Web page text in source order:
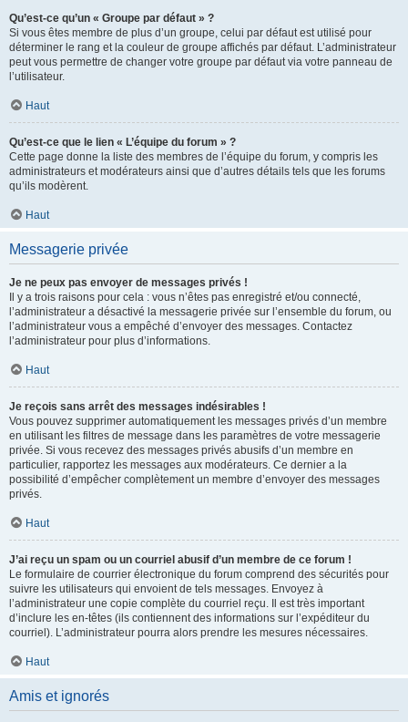
Qu’est-ce qu’un « Groupe par défaut » ?
Si vous êtes membre de plus d’un groupe, celui par défaut est utilisé pour
déterminer le rang et la couleur de groupe affichés par défaut. L’administrateur
peut vous permettre de changer votre groupe par défaut via votre panneau de
l’utilisateur.
Haut
Qu’est-ce que le lien « L’équipe du forum » ?
Cette page donne la liste des membres de l’équipe du forum, y compris les
administrateurs et modérateurs ainsi que d’autres détails tels que les forums
qu’ils modèrent.
Haut
Messagerie privée
Je ne peux pas envoyer de messages privés !
Il y a trois raisons pour cela : vous n’êtes pas enregistré et/ou connecté,
l’administrateur a désactivé la messagerie privée sur l’ensemble du forum, ou
l’administrateur vous a empêché d’envoyer des messages. Contactez
l’administrateur pour plus d’informations.
Haut
Je reçois sans arrêt des messages indésirables !
Vous pouvez supprimer automatiquement les messages privés d’un membre
en utilisant les filtres de message dans les paramètres de votre messagerie
privée. Si vous recevez des messages privés abusifs d’un membre en
particulier, rapportez les messages aux modérateurs. Ce dernier a la
possibilité d’empêcher complètement un membre d’envoyer des messages
privés.
Haut
J’ai reçu un spam ou un courriel abusif d’un membre de ce forum !
Le formulaire de courrier électronique du forum comprend des sécurités pour
suivre les utilisateurs qui envoient de tels messages. Envoyez à
l’administrateur une copie complète du courriel reçu. Il est très important
d’inclure les en-têtes (ils contiennent des informations sur l’expéditeur du
courriel). L’administrateur pourra alors prendre les mesures nécessaires.
Haut
Amis et ignorés